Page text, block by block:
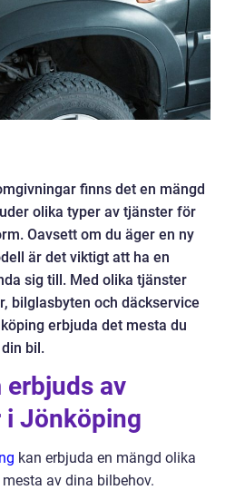
finns det en mängd
olika typer av tjänster för
Oavsett om du äger en ny
är det viktigt att ha en
sig till. Med olika tjänster
bilglasbyten och däckservice
erbjuda det mesta du
bil.
erbjuds av
i Jönköping
kan erbjuda en mängd olika
av dina bilbehov.